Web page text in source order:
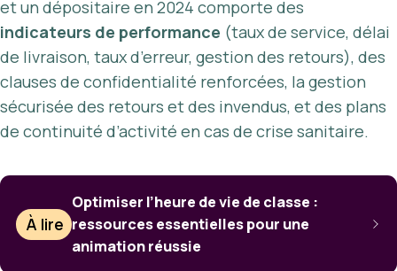
et un dépositaire en 2024 comporte des
indicateurs de performance (taux de service, délai
de livraison, taux d’erreur, gestion des retours), des
clauses de confidentialité renforcées, la gestion
sécurisée des retours et des invendus, et des plans
de continuité d’activité en cas de crise sanitaire.
À lire
Optimiser l’heure de vie de classe :
ressources essentielles pour une
animation réussie